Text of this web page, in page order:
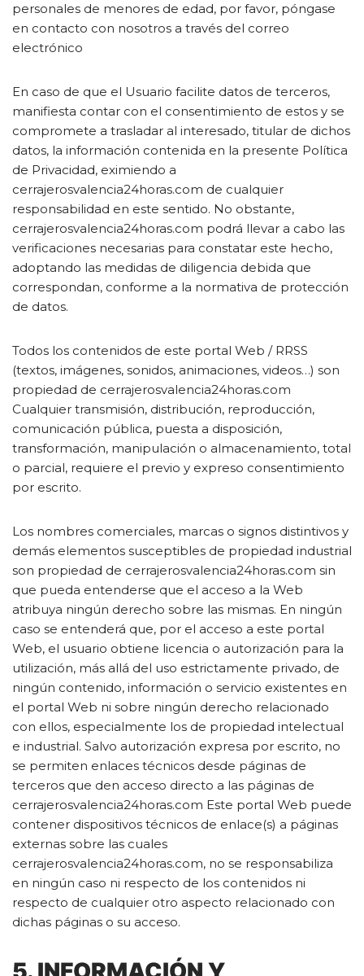
personales de menores de edad, por favor, póngase
en contacto con nosotros a través del correo
electrónico
En caso de que el Usuario facilite datos de terceros,
manifiesta contar con el consentimiento de estos y se
compromete a trasladar al interesado, titular de dichos
datos, la información contenida en la presente Política
de Privacidad, eximiendo a
cerrajerosvalencia24horas.com de cualquier
responsabilidad en este sentido. No obstante,
cerrajerosvalencia24horas.com podrá llevar a cabo las
verificaciones necesarias para constatar este hecho,
adoptando las medidas de diligencia debida que
correspondan, conforme a la normativa de protección
de datos.
Todos los contenidos de este portal Web / RRSS
(textos, imágenes, sonidos, animaciones, videos…) son
propiedad de cerrajerosvalencia24horas.com
Cualquier transmisión, distribución, reproducción,
comunicación pública, puesta a disposición,
transformación, manipulación o almacenamiento, total
o parcial, requiere el previo y expreso consentimiento
por escrito.
Los nombres comerciales, marcas o signos distintivos y
demás elementos susceptibles de propiedad industrial
son propiedad de cerrajerosvalencia24horas.com sin
que pueda entenderse que el acceso a la Web
atribuya ningún derecho sobre las mismas. En ningún
caso se entenderá que, por el acceso a este portal
Web, el usuario obtiene licencia o autorización para la
utilización, más allá del uso estrictamente privado, de
ningún contenido, información o servicio existentes en
el portal Web ni sobre ningún derecho relacionado
con ellos, especialmente los de propiedad intelectual
e industrial. Salvo autorización expresa por escrito, no
se permiten enlaces técnicos desde páginas de
terceros que den acceso directo a las páginas de
cerrajerosvalencia24horas.com Este portal Web puede
contener dispositivos técnicos de enlace(s) a páginas
externas sobre las cuales
cerrajerosvalencia24horas.com, no se responsabiliza
en ningún caso ni respecto de los contenidos ni
respecto de cualquier otro aspecto relacionado con
dichas páginas o su acceso.